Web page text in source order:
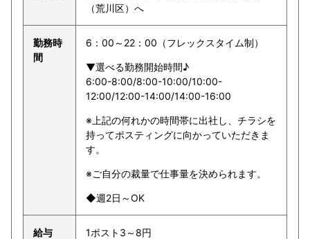
（荒川区）へ
勤務時
間
6：00～22：00（フレックスタイム制）
▼選べる勤務開始時間♪
6:00-8:00/8:00-10:00/10:00-
12:00/12:00-14:00/14:00-16:00
※上記の何れかの時間帯に出社し、チラシを
持ってポスティングに向かっていただきま
す。
※ご自分の裁量で仕事量を決められます。
◆週2日～OK
給与 1ポスト3～8円